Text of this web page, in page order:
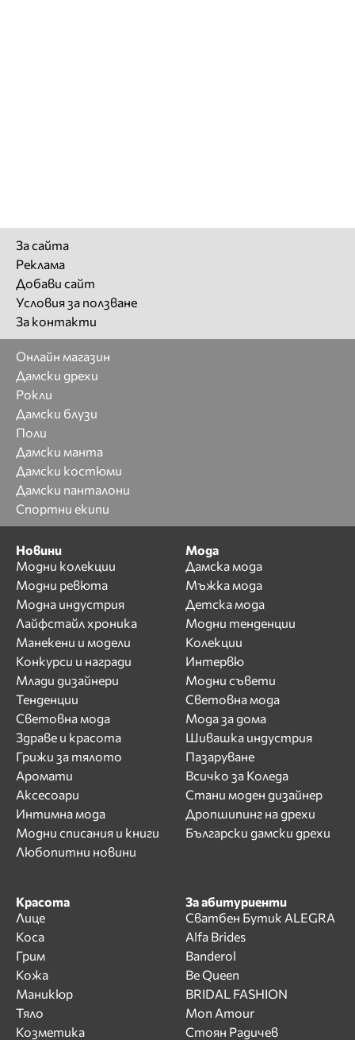
За сайта
Реклама
Добави сайт
Условия за ползване
За контакти
Онлайн магазин
Дамски дрехи
Рокли
Дамски блузи
Поли
Дамски манта
Дамски костюми
Дамски панталони
Спортни екипи
Новини
Модни колекции
Модни ревюта
Модна индустрия
Лайфстайл хроника
Манекени и модели
Конкурси и награди
Млади дизайнери
Тенденции
Световна мода
Здраве и красота
Грижи за тялото
Аромати
Аксесоари
Интимна мода
Модни списания и книги
Любопитни новини
Мода
Дамска мода
Мъжка мода
Детска мода
Модни тенденции
Колекции
Интервю
Модни съвети
Световна мода
Мода за дома
Шивашка индустрия
Пазаруване
Всичко за Коледа
Стани моден дизайнер
Дропшипинг на дрехи
Български дамски дрехи
Красота
Лице
Коса
Грим
Кожа
Маникюр
Тяло
Козметика
За абитуриенти
Сватбен Бутик ALEGRA
Alfa Brides
Banderol
Be Queen
BRIDAL FASHION
Mon Amour
Стоян Радичев